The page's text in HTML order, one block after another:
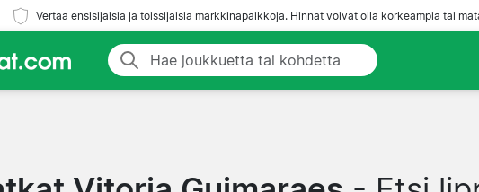
Vertaa ensisijaisia ja toissijaisia markkinapaikkoja. Hinnat voivat olla korkeampia tai